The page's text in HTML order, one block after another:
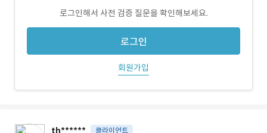
로그인해서 사전 검증 질문을 확인해보세요.
로그인
회원가입
th****** 클라이언트